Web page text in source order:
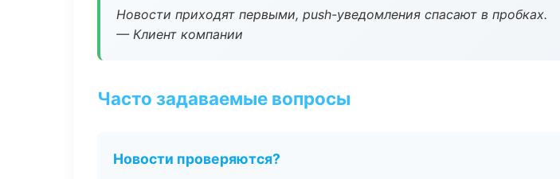
Новости приходят первыми, push-уведомления спасают в пробках.
— Клиент компании
Часто задаваемые вопросы
Новости проверяются?